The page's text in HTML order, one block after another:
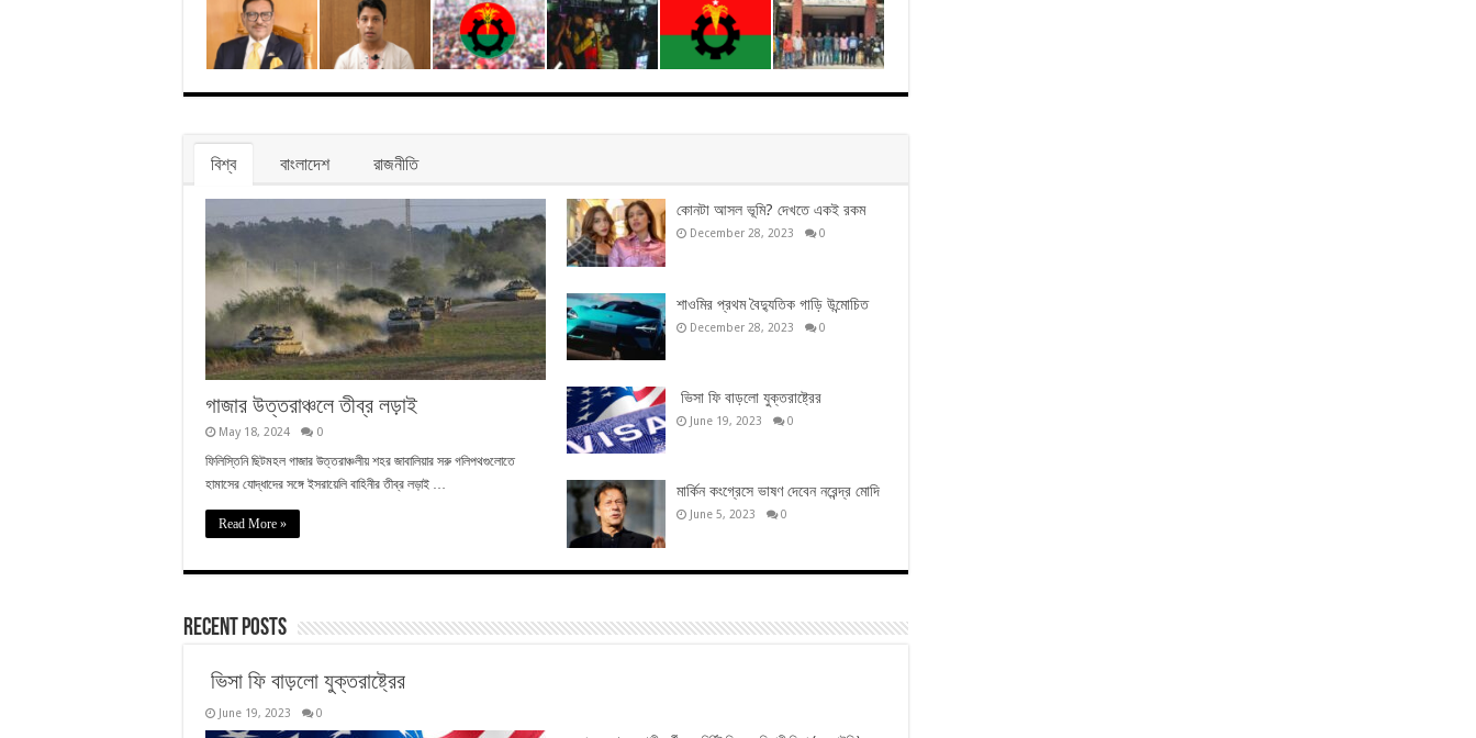
বিশ্ব বাংলাদেশ রাজনীতি
গাজার উত্তরাঞ্চলে তীব্র লড়াই
May 18, 2024 0
ফিলিস্তিনি ছিটমহল গাজার উত্তরাঞ্চলীয় শহর জাবালিয়ার সরু গলিপথগুলোতে
হামাসের যোদ্ধাদের সঙ্গে ইসরায়েলি বাহিনীর তীব্র লড়াই …
Read More »
কোনটা আসল ভূমি? দেখতে একই রকম
December 28, 2023 0
শাওমির প্রথম বৈদ্যুতিক গাড়ি উন্মোচিত
December 28, 2023 0
ভিসা ফি বাড়লো যুক্তরাষ্ট্রের
June 19, 2023 0
মার্কিন কংগ্রেসে ভাষণ দেবেন নরেন্দ্র মোদি
June 5, 2023 0
Recent Posts
ভিসা ফি বাড়লো যুক্তরাষ্ট্রের
June 19, 2023 0